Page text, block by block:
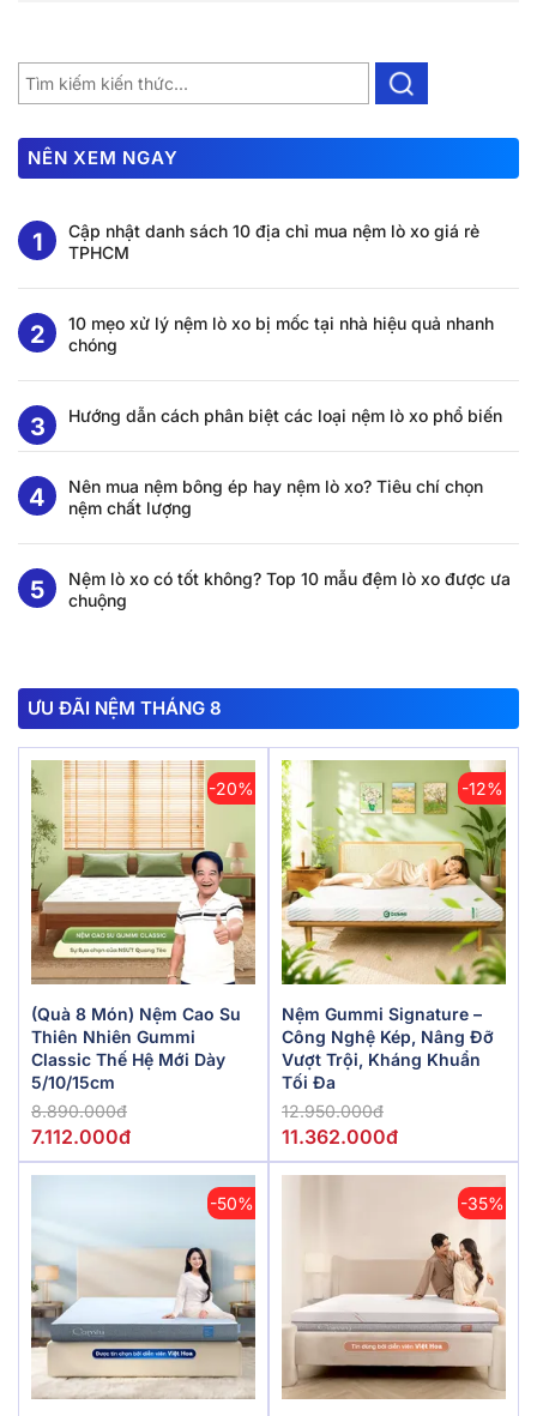
NÊN XEM NGAY
Cập nhật danh sách 10 địa chỉ mua nệm lò xo giá rẻ
TPHCM
10 mẹo xử lý nệm lò xo bị mốc tại nhà hiệu quả nhanh
chóng
Hướng dẫn cách phân biệt các loại nệm lò xo phổ biến
Nên mua nệm bông ép hay nệm lò xo? Tiêu chí chọn
nệm chất lượng
Nệm lò xo có tốt không? Top 10 mẫu đệm lò xo được ưa
chuộng
ƯU ĐÃI NỆM THÁNG 8
-20%
(Quà 8 Món) Nệm Cao Su
Thiên Nhiên Gummi
Classic Thế Hệ Mới Dày
5/10/15cm
8.890.000đ
7.112.000đ
-12%
Nệm Gummi Signature –
Công Nghệ Kép, Nâng Đỡ
Vượt Trội, Kháng Khuẩn
Tối Đa
12.950.000đ
11.362.000đ
-50% -35%